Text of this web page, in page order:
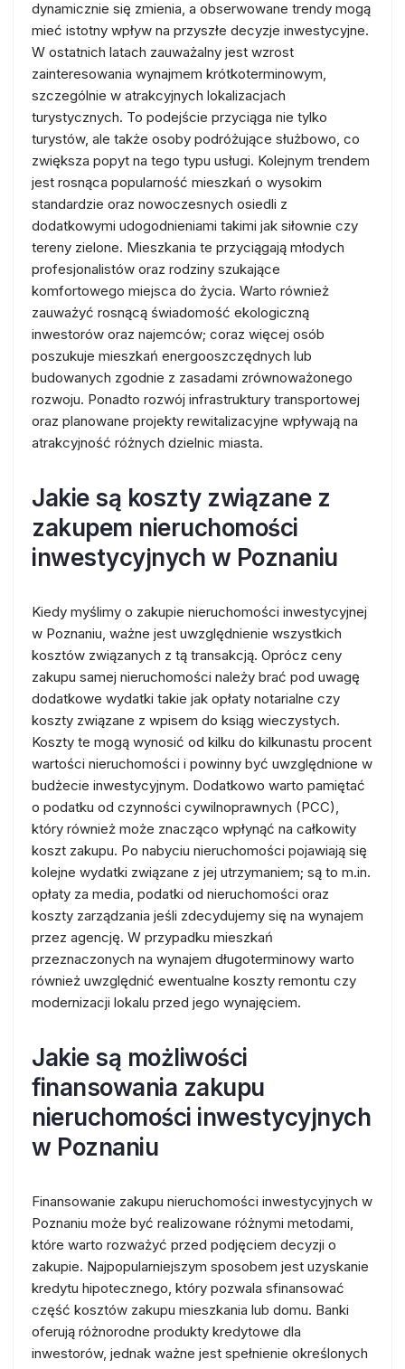
dynamicznie się zmienia, a obserwowane trendy mogą
mieć istotny wpływ na przyszłe decyzje inwestycyjne.
W ostatnich latach zauważalny jest wzrost
zainteresowania wynajmem krótkoterminowym,
szczególnie w atrakcyjnych lokalizacjach
turystycznych. To podejście przyciąga nie tylko
turystów, ale także osoby podróżujące służbowo, co
zwiększa popyt na tego typu usługi. Kolejnym trendem
jest rosnąca popularność mieszkań o wysokim
standardzie oraz nowoczesnych osiedli z
dodatkowymi udogodnieniami takimi jak siłownie czy
tereny zielone. Mieszkania te przyciągają młodych
profesjonalistów oraz rodziny szukające
komfortowego miejsca do życia. Warto również
zauważyć rosnącą świadomość ekologiczną
inwestorów oraz najemców; coraz więcej osób
poszukuje mieszkań energooszczędnych lub
budowanych zgodnie z zasadami zrównoważonego
rozwoju. Ponadto rozwój infrastruktury transportowej
oraz planowane projekty rewitalizacyjne wpływają na
atrakcyjność różnych dzielnic miasta.
Jakie są koszty związane z
zakupem nieruchomości
inwestycyjnych w Poznaniu
Kiedy myślimy o zakupie nieruchomości inwestycyjnej
w Poznaniu, ważne jest uwzględnienie wszystkich
kosztów związanych z tą transakcją. Oprócz ceny
zakupu samej nieruchomości należy brać pod uwagę
dodatkowe wydatki takie jak opłaty notarialne czy
koszty związane z wpisem do ksiąg wieczystych.
Koszty te mogą wynosić od kilku do kilkunastu procent
wartości nieruchomości i powinny być uwzględnione w
budżecie inwestycyjnym. Dodatkowo warto pamiętać
o podatku od czynności cywilnoprawnych (PCC),
który również może znacząco wpłynąć na całkowity
koszt zakupu. Po nabyciu nieruchomości pojawiają się
kolejne wydatki związane z jej utrzymaniem; są to m.in.
opłaty za media, podatki od nieruchomości oraz
koszty zarządzania jeśli zdecydujemy się na wynajem
przez agencję. W przypadku mieszkań
przeznaczonych na wynajem długoterminowy warto
również uwzględnić ewentualne koszty remontu czy
modernizacji lokalu przed jego wynajęciem.
Jakie są możliwości
finansowania zakupu
nieruchomości inwestycyjnych
w Poznaniu
Finansowanie zakupu nieruchomości inwestycyjnych w
Poznaniu może być realizowane różnymi metodami,
które warto rozważyć przed podjęciem decyzji o
zakupie. Najpopularniejszym sposobem jest uzyskanie
kredytu hipotecznego, który pozwala sfinansować
część kosztów zakupu mieszkania lub domu. Banki
oferują różnorodne produkty kredytowe dla
inwestorów, jednak ważne jest spełnienie określonych